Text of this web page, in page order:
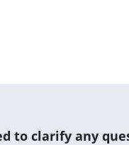
to clarify any